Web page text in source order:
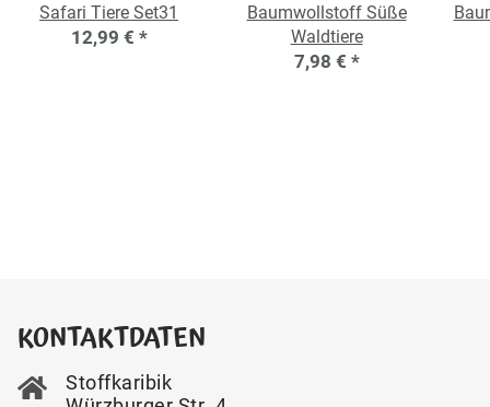
Safari Tiere Set31
12,99 € *
Baumwollstoff Süße
Waldtiere
7,98 € *
KONTAKTDATEN
Stoffkaribik